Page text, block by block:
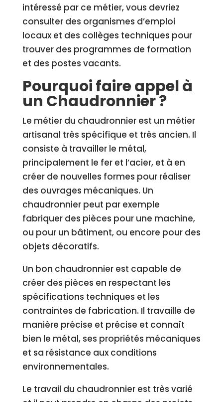
intéressé par ce métier, vous devriez
consulter des organismes d’emploi
locaux et des collèges techniques pour
trouver des programmes de formation
et des postes vacants.
Pourquoi faire appel à
un Chaudronnier ?
Le métier du chaudronnier est un métier
artisanal très spécifique et très ancien. Il
consiste à travailler le métal,
principalement le fer et l’acier, et à en
créer de nouvelles formes pour réaliser
des ouvrages mécaniques. Un
chaudronnier peut par exemple
fabriquer des pièces pour une machine,
ou pour un bâtiment, ou encore pour des
objets décoratifs.
Un bon chaudronnier est capable de
créer des pièces en respectant les
spécifications techniques et les
contraintes de fabrication. Il travaille de
manière précise et précise et connaît
bien le métal, ses propriétés mécaniques
et sa résistance aux conditions
environnementales.
Le travail du chaudronnier est très varié